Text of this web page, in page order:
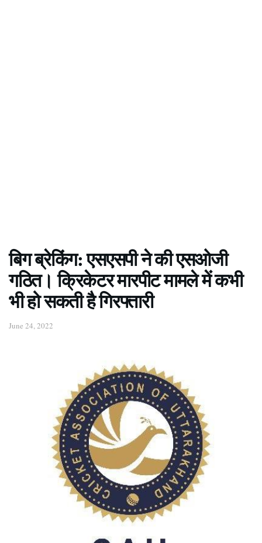
बिग ब्रेकिंग: एसएसपी ने की एसओजी
गठित। क्रिकेटर मारपीट मामले में कभी
भी हो सकती है गिरफ्तारी
June 24, 2022